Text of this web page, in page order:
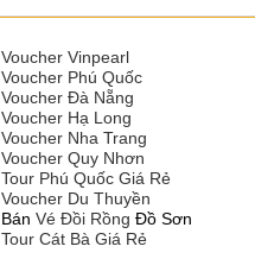
Voucher Vinpearl
Voucher Phú Quốc
Voucher Đà Nẵng
Voucher Hạ Long
Voucher Nha Trang
Voucher Quy Nhơn
Tour Phú Quốc Giá Rẻ
Voucher Du Thuyền
Bán Vé Đồi Rồng Đồ Sơn
Tour Cát Bà Giá Rẻ